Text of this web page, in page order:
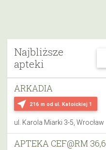
Najbliższe
apteki
near_me 216 m od ul. Katoickiej 1
ARKADIA
ul. Karola Miarki 3-5, Wrocław
APTEKA CEF@RM 36,6